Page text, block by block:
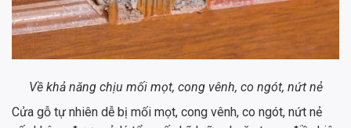
Về khả năng chịu mối mọt, cong vênh, co ngót, nứt nẻ
Cửa gỗ tự nhiên dễ bị mối mọt, cong vênh, co ngót, nứt nẻ